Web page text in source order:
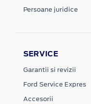
Persoane juridice
SERVICE
Garantii si revizii
Ford Service Expres
Accesorii